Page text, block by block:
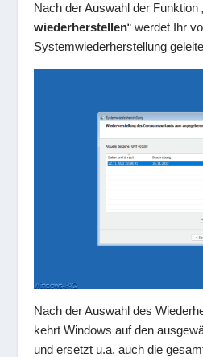
Nach der Auswahl der Funktion
wiederherstellen“ werdet Ihr
Systemwiederherstellung
Nach der Auswahl des
kehrt Windows auf den
und ersetzt u.a. auch die